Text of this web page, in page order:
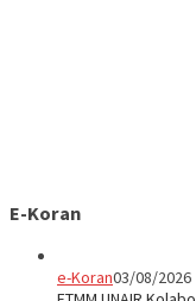
E-Koran
e-Koran03/08/2026